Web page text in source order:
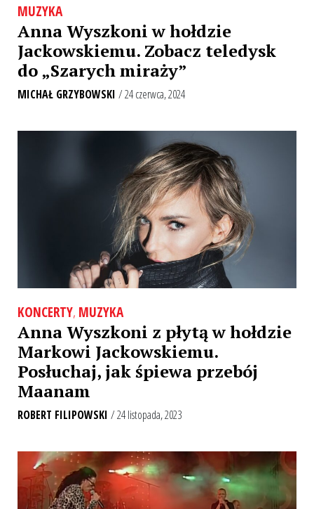
MUZYKA
Anna Wyszkoni w hołdzie
Jackowskiemu. Zobacz teledysk
do „Szarych miraży”
MICHAŁ GRZYBOWSKI / 24 czerwca, 2024
KONCERTY, MUZYKA
Anna Wyszkoni z płytą w hołdzie
Markowi Jackowskiemu.
Posłuchaj, jak śpiewa przebój
Maanam
ROBERT FILIPOWSKI / 24 listopada, 2023